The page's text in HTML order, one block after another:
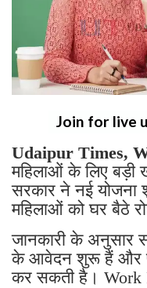
Join for live
Udaipur Times,
महिलाओं के लिए
सरकार ने नई
महिलाओं को घर बैठे
जानकारी के अनुसार
के आवेदन शुरू हैं और
कर सकती है। Work